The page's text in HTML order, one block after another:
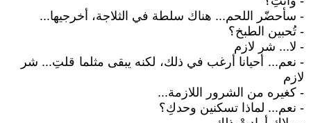
- سأحضّر اللحم... هناك سلطة في الثلاجة، أخرجيها...
- تُحبين الطبخ؟
- لا... شر لازم
- نعم... أحيانا أرغب في ذلك، لكنه يبقى مثلما قلتِ... شر
لازم
- كغيره من الشرور اللازمة...
- نعم... لماذا تسكنين وحدكِ؟